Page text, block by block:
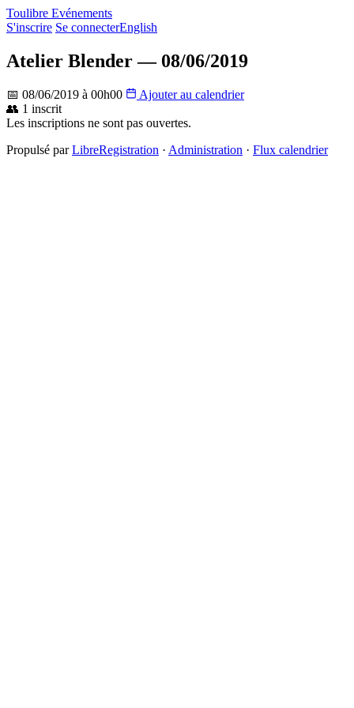
Toulibre Evénements
S'inscrire Se connecterEnglish
Atelier Blender — 08/06/2019
📅 08/06/2019 à 00h00
Ajouter au calendrier
👥 1 inscrit
Les inscriptions ne sont pas ouvertes.
Propulsé parLibreRegistration · Administration · Flux calendrier